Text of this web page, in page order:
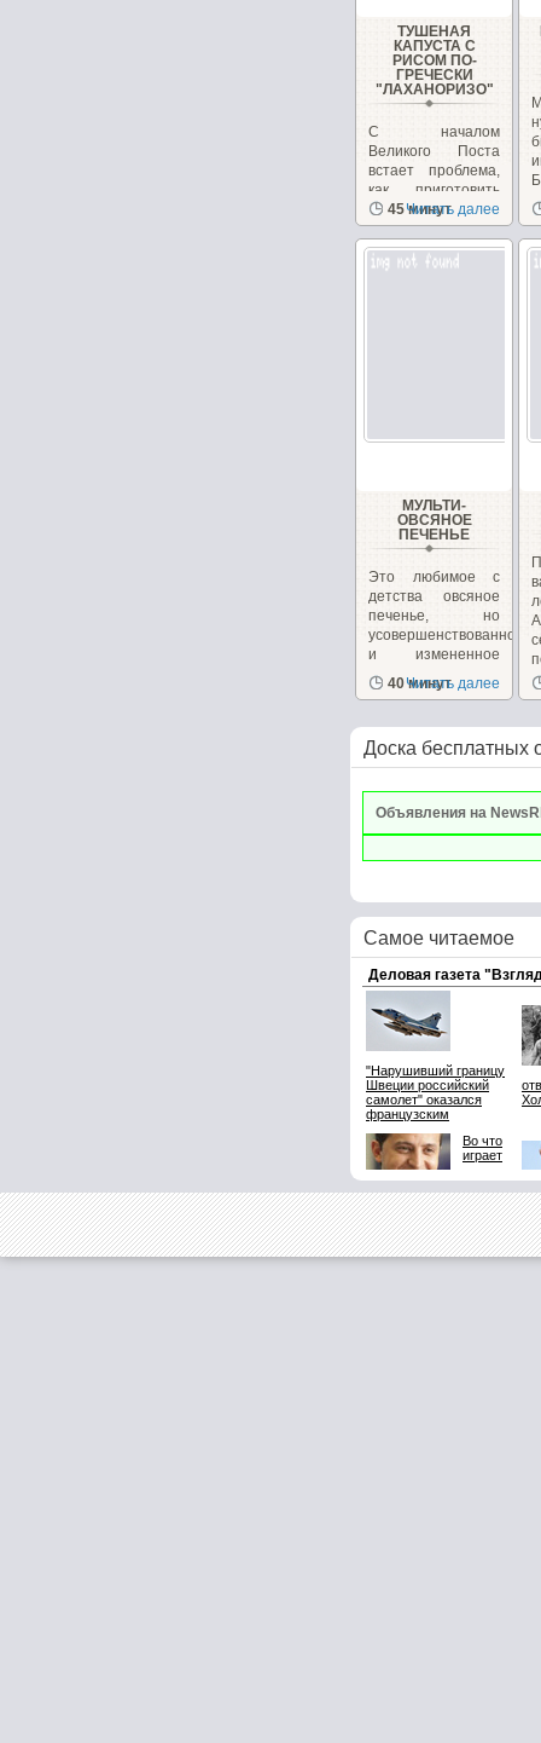
ТУШЕНАЯ
КАПУСТА С
РИСОМ ПО-
ГРЕЧЕСКИ
"ЛАХАНОРИЗО"
С началом
Великого Поста
встает проблема,
как приготовить
вкусные и
питательные...
45 минут
Читать далее
МУЛЬТИ-
ОВСЯНОЕ
ПЕЧЕНЬЕ
Это любимое с
детства овсяное
печенье, но
усовершенствованное
и измененное
для...
40 минут
Читать далее
Доска бесплатных
Объявления на
Самое читаемое